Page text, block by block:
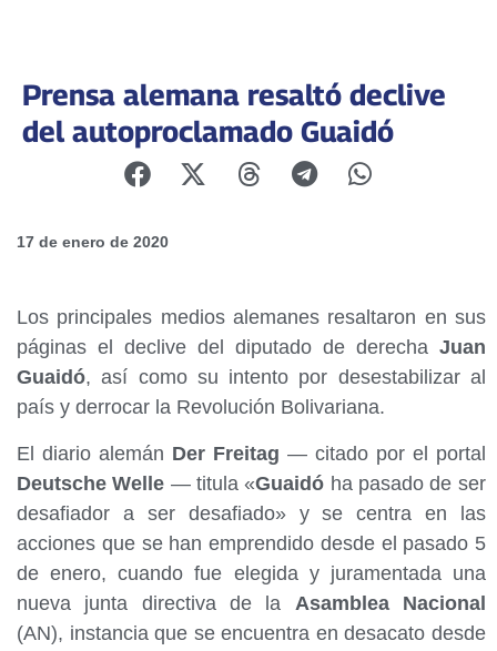
Prensa alemana resaltó declive
del autoproclamado Guaidó
17 de enero de 2020
Los principales medios alemanes resaltaron en sus
páginas el declive del diputado de derecha Juan
Guaidó, así como su intento por desestabilizar al
país y derrocar la Revolución Bolivariana.
El diario alemán Der Freitag — citado por el portal
Deutsche Welle — titula «Guaidó ha pasado de ser
desafiador a ser desafiado» y se centra en las
acciones que se han emprendido desde el pasado 5
de enero, cuando fue elegida y juramentada una
nueva junta directiva de la Asamblea Nacional
(AN), instancia que se encuentra en desacato desde